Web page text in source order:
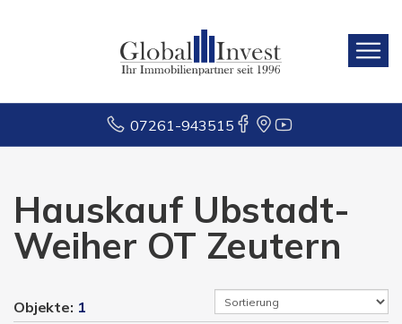
07261-943515
Hauskauf Ubstadt-
Weiher OT Zeutern
Objekte: 1